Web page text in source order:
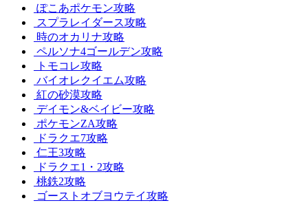
ぽこあポケモン攻略
スプラレイダース攻略
時のオカリナ攻略
ペルソナ4ゴールデン攻略
トモコレ攻略
バイオレクイエム攻略
紅の砂漠攻略
デイモン&ベイビー攻略
ポケモンZA攻略
ドラクエ7攻略
仁王3攻略
ドラクエ1・2攻略
桃鉄2攻略
ゴーストオブヨウテイ攻略